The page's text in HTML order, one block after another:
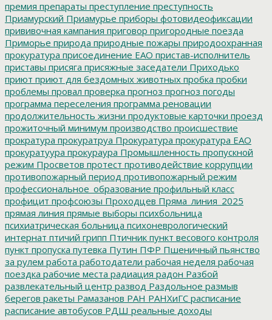
премия препараты преступление преступность
Приамурский Приамурье приборы фотовидеофиксации
прививочная кампания приговор пригородные поезда
Приморье природа природные пожары природоохранная
прокуратура присоединение ЕАО пристав-исполнитель
приставы присяга присяжные заседатели Приходько
приют приют для бездомных животных пробка пробки
проблемы провал проверка прогноз прогноз погоды
программа переселения программа реновации
продолжительность жизни продуктовые карточки проезд
прожиточный минимум производство происшествие
прократура прокуратруа Прокуратура прокуратура ЕАО
прокуратуура прокураура Промышленность пропускной
режим Просветов протест противодействие коррупции
противопожарный период противопожарный режим
профессиональное_образование профильный класс
профицит профсоюзы Проходцев Пряма_линия_2025
прямая линия прямые выборы психбольница
психиатрическая больница психоневрологический
интернат птичий грипп Птичник пункт весового контроля
пункт пропуска путевка Путин ПФР Пшеничный пьянство
за рулем работа работодатели рабочая неделя рабочая
поездка рабочие места радиация радон Разбой
развлекательный центр развод Раздольное размыв
берегов ракеты Рамазанов РАН РАНХиГС расписание
расписание автобусов РДШ реальные доходы